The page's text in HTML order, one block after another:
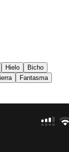
Hielo
Bicho
Fantasma